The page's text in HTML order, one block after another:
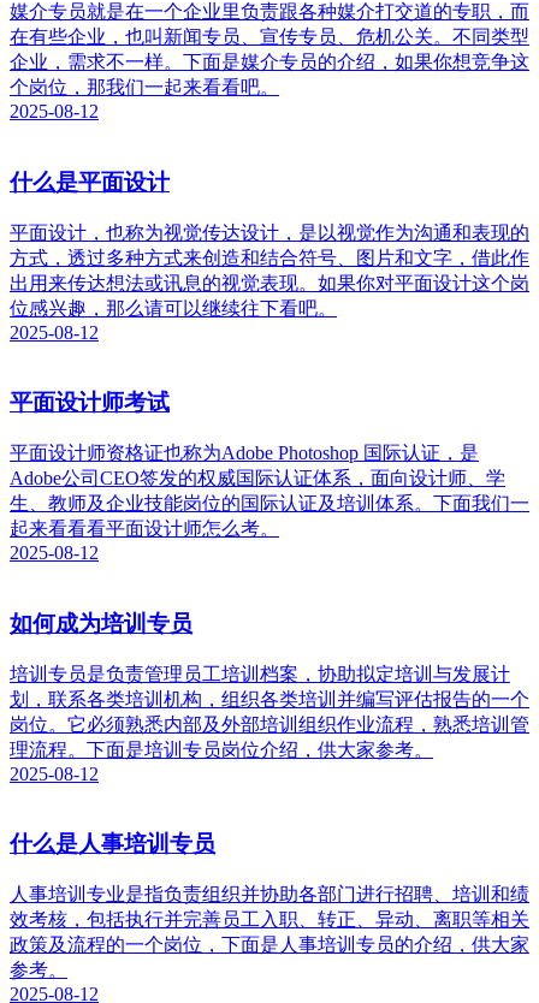
媒介专员就是在一个企业里负责跟各种媒介打交道的专职，而
在有些企业，也叫新闻专员、宣传专员、危机公关。不同类型
企业，需求不一样。下面是媒介专员的介绍，如果你想竞争这
个岗位，那我们一起来看看吧。
2025-08-12
什么是平面设计
平面设计，也称为视觉传达设计，是以视觉作为沟通和表现的
方式，透过多种方式来创造和结合符号、图片和文字，借此作
出用来传达想法或讯息的视觉表现。如果你对平面设计这个岗
位感兴趣，那么请可以继续往下看吧。
2025-08-12
平面设计师考试
平面设计师资格证也称为Adobe Photoshop 国际认证，是
Adobe公司CEO签发的权威国际认证体系，面向设计师、学
生、教师及企业技能岗位的国际认证及培训体系。下面我们一
起来看看看平面设计师怎么考。
2025-08-12
如何成为培训专员
培训专员是负责管理员工培训档案，协助拟定培训与发展计
划，联系各类培训机构，组织各类培训并编写评估报告的一个
岗位。它必须熟悉内部及外部培训组织作业流程，熟悉培训管
理流程。下面是培训专员岗位介绍，供大家参考。
2025-08-12
什么是人事培训专员
人事培训专业是指负责组织并协助各部门进行招聘、培训和绩
效考核，包括执行并完善员工入职、转正、异动、离职等相关
政策及流程的一个岗位，下面是人事培训专员的介绍，供大家
参考。
2025-08-12